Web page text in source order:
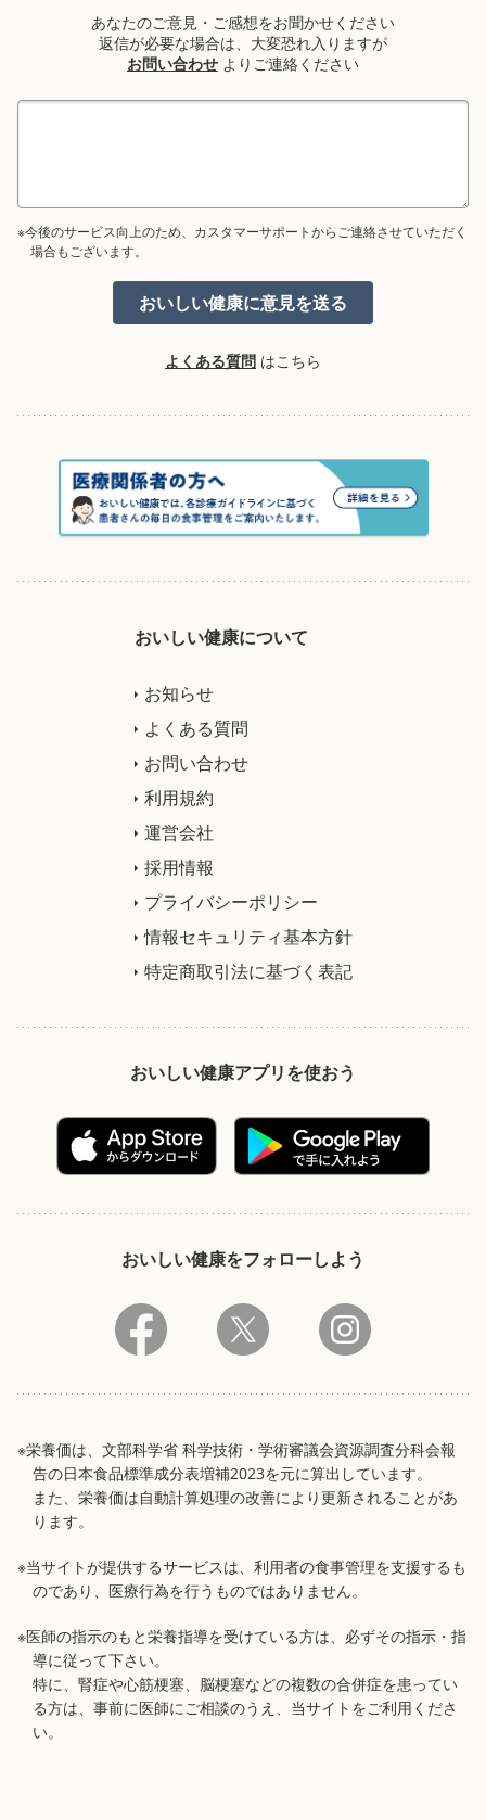
あなたのご意見・ご感想をお聞かせください
返信が必要な場合は、大変恐れ入りますが
お問い合わせ よりご連絡ください
※今後のサービス向上のため、カスタマーサポートからご連絡させていただく
場合もございます。
よくある質問 はこちら
おいしい健康について
お知らせ
よくある質問
お問い合わせ
利用規約
運営会社
採用情報
プライバシーポリシー
情報セキュリティ基本方針
特定商取引法に基づく表記
おいしい健康アプリを使おう
おいしい健康をフォローしよう
※栄養価は、文部科学省 科学技術・学術審議会資源調査分科会報
告の日本食品標準成分表増補2023を元に算出しています。
また、栄養価は自動計算処理の改善により更新されることがあ
ります。
※当サイトが提供するサービスは、利用者の食事管理を支援するも
のであり、医療行為を行うものではありません。
※医師の指示のもと栄養指導を受けている方は、必ずその指示・指
導に従って下さい。
特に、腎症や心筋梗塞、脳梗塞などの複数の合併症を患ってい
る方は、事前に医師にご相談のうえ、当サイトをご利用くださ
い。